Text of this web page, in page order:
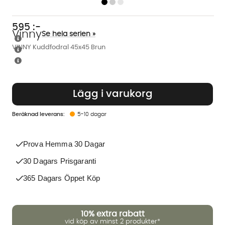
VINNY Kuddfodral 45x45 Brun
VinnySe hela serien »
595 :-
Lägg i varukorg
5-10 dagar
Prova Hemma 30 Dagar
30 Dagars Prisgaranti
365 Dagars Öppet Köp
10% extra rabatt
vid köp av minst 2 produkter*